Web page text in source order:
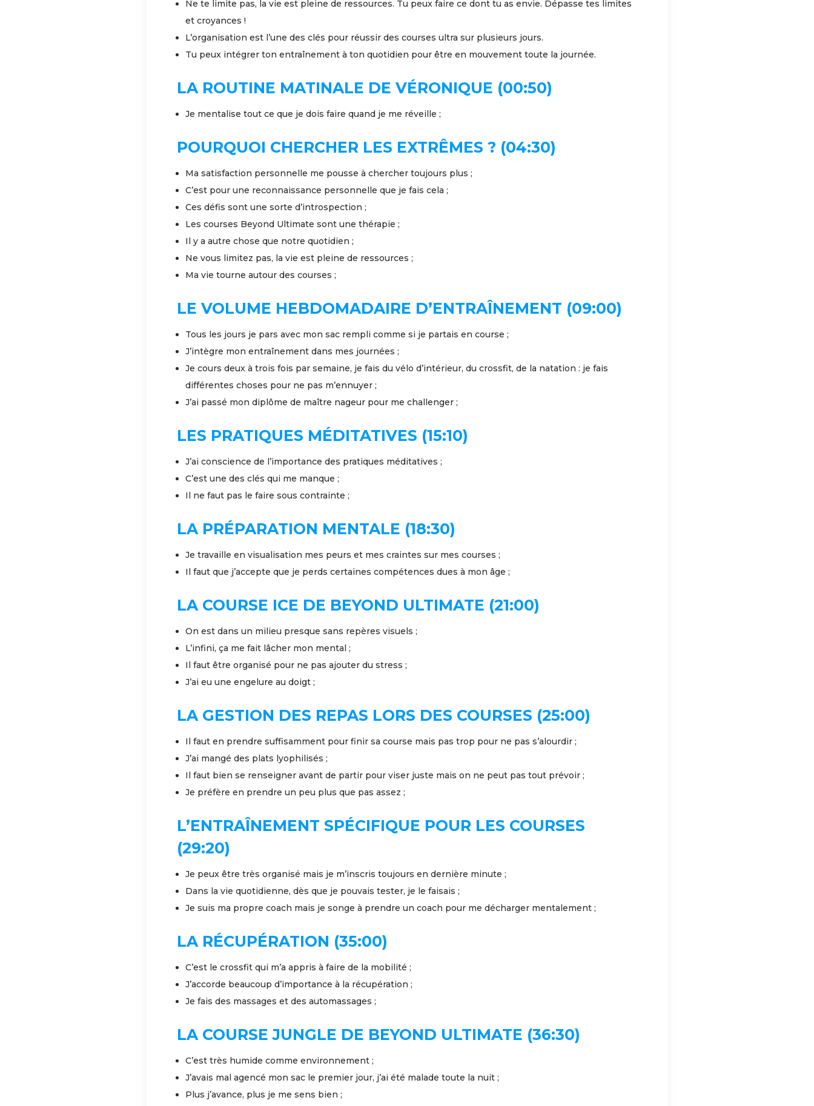
Ne te limite pas, la vie est pleine de ressources. Tu peux faire ce dont tu as envie. Dépasse tes limites
et croyances !
L’organisation est l’une des clés pour réussir des courses ultra sur plusieurs jours.
Tu peux intégrer ton entraînement à ton quotidien pour être en mouvement toute la journée.
LA ROUTINE MATINALE DE VÉRONIQUE (00:50)
Je mentalise tout ce que je dois faire quand je me réveille ;
POURQUOI CHERCHER LES EXTRÊMES ? (04:30)
Ma satisfaction personnelle me pousse à chercher toujours plus ;
C’est pour une reconnaissance personnelle que je fais cela ;
Ces défis sont une sorte d’introspection ;
Les courses Beyond Ultimate sont une thérapie ;
Il y a autre chose que notre quotidien ;
Ne vous limitez pas, la vie est pleine de ressources ;
Ma vie tourne autour des courses ;
LE VOLUME HEBDOMADAIRE D’ENTRAÎNEMENT (09:00)
Tous les jours je pars avec mon sac rempli comme si je partais en course ;
J’intègre mon entraînement dans mes journées ;
Je cours deux à trois fois par semaine, je fais du vélo d’intérieur, du crossfit, de la natation : je fais
différentes choses pour ne pas m’ennuyer ;
J’ai passé mon diplôme de maître nageur pour me challenger ;
LES PRATIQUES MÉDITATIVES (15:10)
J’ai conscience de l’importance des pratiques méditatives ;
C’est une des clés qui me manque ;
Il ne faut pas le faire sous contrainte ;
LA PRÉPARATION MENTALE (18:30)
Je travaille en visualisation mes peurs et mes craintes sur mes courses ;
Il faut que j’accepte que je perds certaines compétences dues à mon âge ;
LA COURSE ICE DE BEYOND ULTIMATE (21:00)
On est dans un milieu presque sans repères visuels ;
L’infini, ça me fait lâcher mon mental ;
Il faut être organisé pour ne pas ajouter du stress ;
J’ai eu une engelure au doigt ;
LA GESTION DES REPAS LORS DES COURSES (25:00)
Il faut en prendre suffisamment pour finir sa course mais pas trop pour ne pas s’alourdir ;
J’ai mangé des plats lyophilisés ;
Il faut bien se renseigner avant de partir pour viser juste mais on ne peut pas tout prévoir ;
Je préfère en prendre un peu plus que pas assez ;
L’ENTRAÎNEMENT SPÉCIFIQUE POUR LES COURSES
(29:20)
Je peux être très organisé mais je m’inscris toujours en dernière minute ;
Dans la vie quotidienne, dès que je pouvais tester, je le faisais ;
Je suis ma propre coach mais je songe à prendre un coach pour me décharger mentalement ;
LA RÉCUPÉRATION (35:00)
C’est le crossfit qui m’a appris à faire de la mobilité ;
J’accorde beaucoup d’importance à la récupération ;
Je fais des massages et des automassages ;
LA COURSE JUNGLE DE BEYOND ULTIMATE (36:30)
C’est très humide comme environnement ;
J’avais mal agencé mon sac le premier jour, j’ai été malade toute la nuit ;
Plus j’avance, plus je me sens bien ;